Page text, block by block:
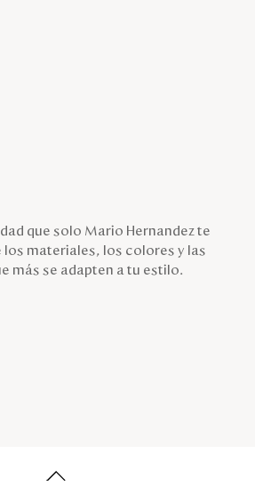
que solo Mario Hernandez te
los materiales, los colores y las
más se adapten a tu estilo.